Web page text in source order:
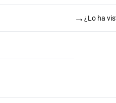
→ ¿Lo ha